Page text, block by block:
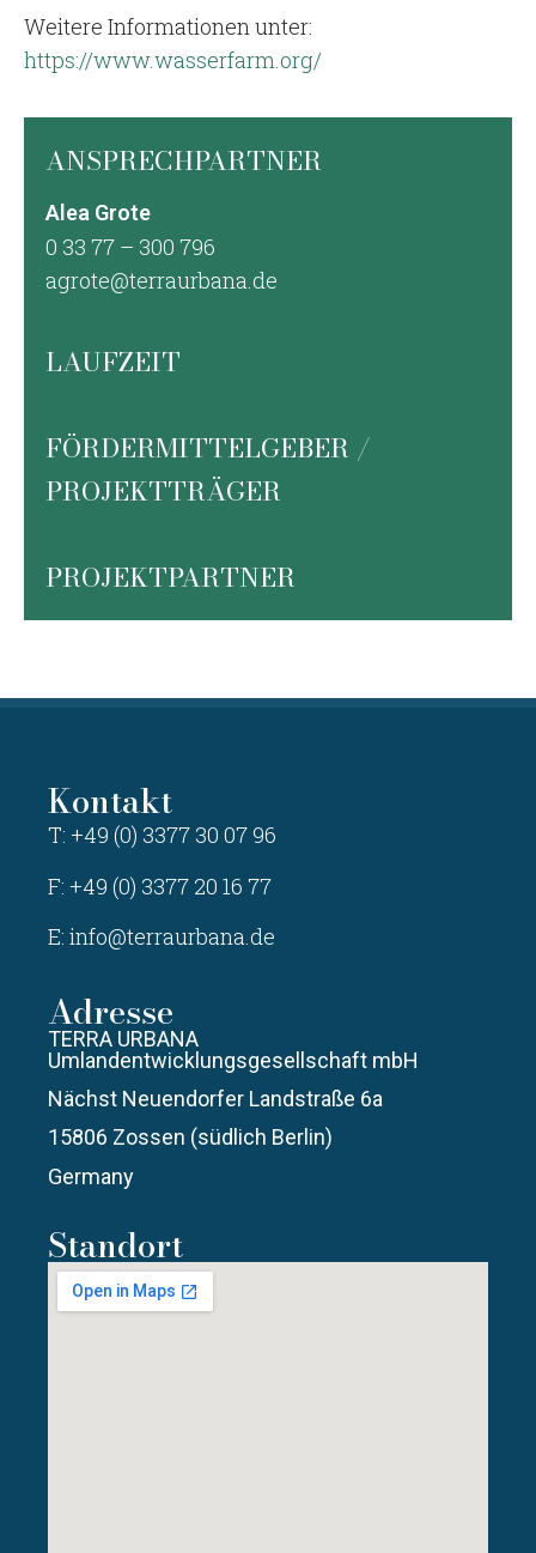
Weitere Informationen unter:
https://www.wasserfarm.org/
ANSPRECHPARTNER
Alea Grote
0 33 77 – 300 796
agrote@terraurbana.de
LAUFZEIT
FÖRDERMITTELGEBER /
PROJEKTTRÄGER
PROJEKTPARTNER
Kontakt
T: +49 (0) 3377 30 07 96
F: +49 (0) 3377 20 16 77
E: info@terraurbana.de
Adresse
TERRA URBANA
Umlandentwicklungsgesellschaft mbH
Nächst Neuendorfer Landstraße 6a
15806 Zossen (südlich Berlin)
Germany
Standort